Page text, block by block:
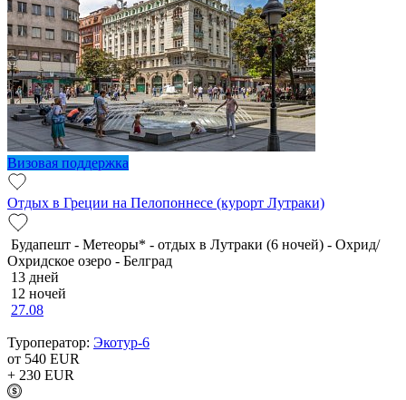
Визовая поддержка
Отдых в Греции на Пелопоннесе (курорт Лутраки)
Будапешт - Метеоры* - отдых в Лутраки (6 ночей) - Охрид/
Охридское озеро - Белград
13 дней
12 ночей
27.08
Туроператор: Экотур-6
от 540 EUR
+ 230 EUR